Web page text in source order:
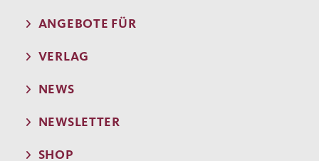
ANGEBOTE FÜR
VERLAG
NEWS
NEWSLETTER
SHOP